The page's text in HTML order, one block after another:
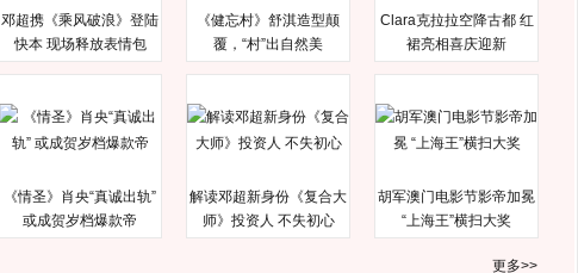
邓超携《乘风破浪》登陆
快本 现场释放表情包
《健忘村》舒淇造型颠
覆，“村”出自然美
Clara克拉拉空降古都 红
裙亮相喜庆迎新
《情圣》肖央“真诚出轨”
或成贺岁档爆款帝
解读邓超新身份《复合大
师》投资人 不失初心
胡军澳门电影节影帝加冕
“上海王”横扫大奖
更多>>